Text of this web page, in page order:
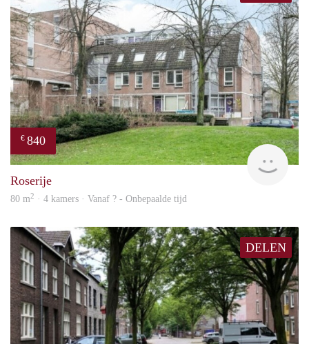
€ 840
rent
Roserije
80 m2 · 4 kamers · Vanaf ? - Onbepaalde tijd
DELEN